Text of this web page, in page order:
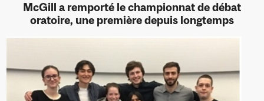
McGill a remporté le championnat de débat
oratoire, une première depuis longtemps